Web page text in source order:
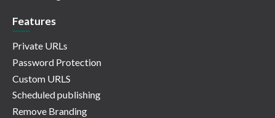
Features
Private URLs
Password Protection
Custom URLS
Scheduled publishing
Remove Branding